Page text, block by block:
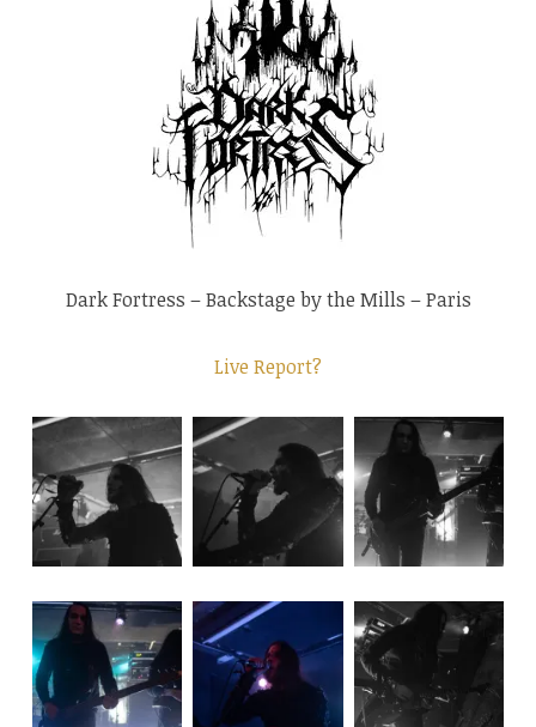
Dark Fortress – Backstage by the Mills – Paris
Live Report?